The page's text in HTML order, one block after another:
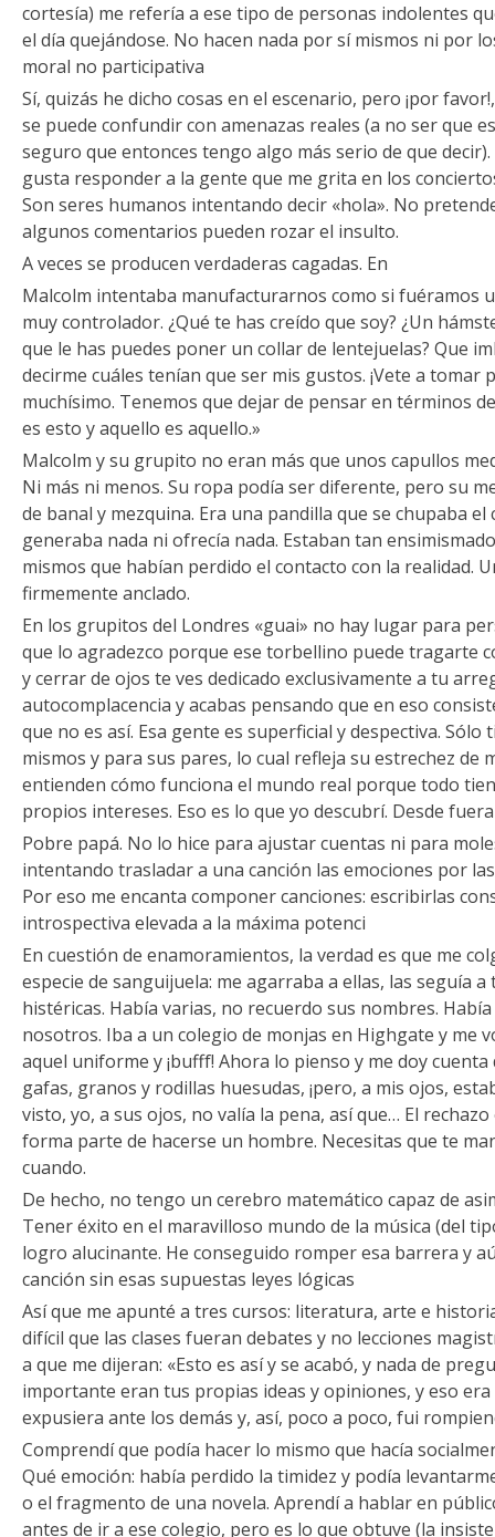
cortesía) me refería a ese tipo de personas indolentes
el día quejándose. No hacen nada por sí mismos ni por
moral no participativa
Sí, quizás he dicho cosas en el escenario, pero ¡por
se puede confundir con amenazas reales (a no ser que
seguro que entonces tengo algo más serio de que
gusta responder a la gente que me grita en los
Son seres humanos intentando decir «hola». No
algunos comentarios pueden rozar el insulto.
A veces se producen verdaderas cagadas. En
Malcolm intentaba manufacturarnos como si fuéramos
muy controlador. ¿Qué te has creído que soy? ¿Un
que le has puedes poner un collar de lentejuelas? Que
decirme cuáles tenían que ser mis gustos. ¡Vete a tomar
muchísimo. Tenemos que dejar de pensar en términos
es esto y aquello es aquello.»
Malcolm y su grupito no eran más que unos capullos
Ni más ni menos. Su ropa podía ser diferente, pero su
de banal y mezquina. Era una pandilla que se chupaba el
generaba nada ni ofrecía nada. Estaban tan
mismos que habían perdido el contacto con la realidad.
firmemente anclado.
En los grupitos del Londres «guai» no hay lugar para
que lo agradezco porque ese torbellino puede tragarte
y cerrar de ojos te ves dedicado exclusivamente a tu
autocomplacencia y acabas pensando que en eso
que no es así. Esa gente es superficial y despectiva.
mismos y para sus pares, lo cual refleja su estrechez de
entienden cómo funciona el mundo real porque todo
propios intereses. Eso es lo que yo descubrí. Desde
Pobre papá. No lo hice para ajustar cuentas ni para
intentando trasladar a una canción las emociones por
Por eso me encanta componer canciones: escribirlas
introspectiva elevada a la máxima potenci
En cuestión de enamoramientos, la verdad es que me
especie de sanguijuela: me agarraba a ellas, las seguía
histéricas. Había varias, no recuerdo sus nombres.
nosotros. Iba a un colegio de monjas en Highgate y me
aquel uniforme y ¡bufff! Ahora lo pienso y me doy
gafas, granos y rodillas huesudas, ¡pero, a mis ojos,
visto, yo, a sus ojos, no valía la pena, así que… El
forma parte de hacerse un hombre. Necesitas que te
cuando.
De hecho, no tengo un cerebro matemático capaz de
Tener éxito en el maravilloso mundo de la música (del
logro alucinante. He conseguido romper esa barrera y
canción sin esas supuestas leyes lógicas
Así que me apunté a tres cursos: literatura, arte e
difícil que las clases fueran debates y no lecciones
a que me dijeran: «Esto es así y se acabó, y nada de
importante eran tus propias ideas y opiniones, y eso
expusiera ante los demás y, así, poco a poco, fui
Comprendí que podía hacer lo mismo que hacía
Qué emoción: había perdido la timidez y podía
o el fragmento de una novela. Aprendí a hablar en
antes de ir a ese colegio, pero es lo que obtuve (la